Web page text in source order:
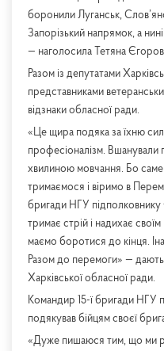
боронили Луганськ,
Запорізький напрямок, а
— наголосила Тетяна
Разом із депутатами
представниками
відзнаки обласної ради.
«Це щира подяка за їхню
професіоналізм. Вшанували
хвилиною мовчання. Бо саме
тримаємося і віримо в
бригади НГУ
тримає стрій і надихає
маємо боротися до кінця.
Разом до перемоги» — дають
Харківської обласної ради.
Командир 15-ї бригади НГУ
подякував бійцям своєї
«Дуже пишаюся тим, що ми